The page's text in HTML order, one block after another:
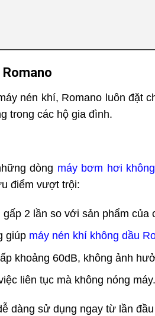
nén khí, Romano luôn đặt
trong các hộ gia đình.
dòng máy bơm hơi
điểm vượt trội:
2 lần so với sản phẩm của
giúp máy nén khí không dầu
khoảng 60dB, không ảnh
liên tục mà không nóng máy.
dàng sử dụng ngay từ lần